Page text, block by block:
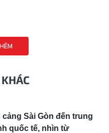
Sài Gòn đến trung
quốc tế, nhìn từ